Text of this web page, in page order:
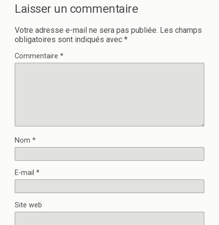
Laisser un commentaire
Votre adresse e-mail ne sera pas publiée. Les champs
obligatoires sont indiqués avec *
Commentaire *
Nom *
E-mail *
Site web